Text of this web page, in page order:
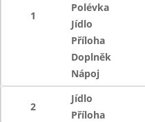
1
Polévka
Jídlo
Příloha
Doplněk
Nápoj
2
Jídlo
Příloha